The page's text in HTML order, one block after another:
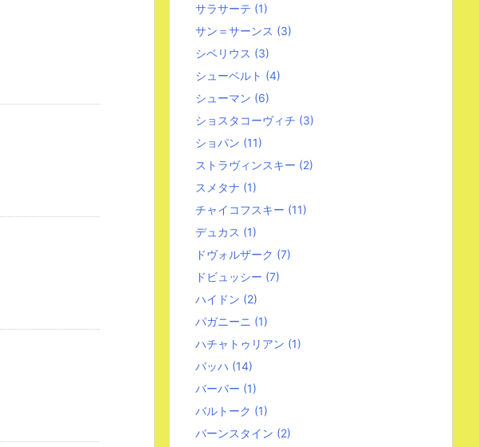
サラサーテ (1)
サン＝サーンス (3)
シベリウス (3)
シューベルト (4)
シューマン (6)
ショスタコーヴィチ (3)
ショパン (11)
ストラヴィンスキー (2)
スメタナ (1)
チャイコフスキー (11)
デュカス (1)
ドヴォルザーク (7)
ドビュッシー (7)
ハイドン (2)
パガニーニ (1)
ハチャトゥリアン (1)
バッハ (14)
バーバー (1)
バルトーク (1)
バーンスタイン (2)